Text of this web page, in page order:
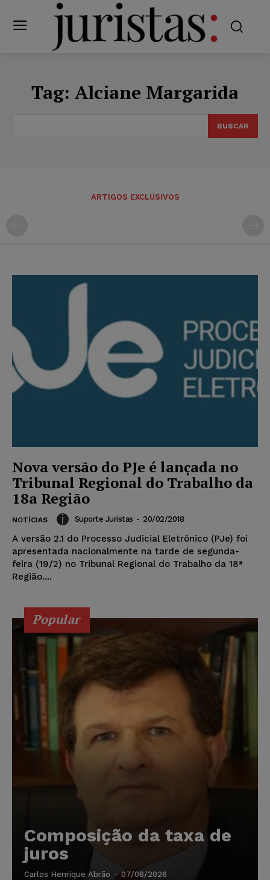
Tag: Alciane Margarida
BUSCAR
ARTIGOS EXCLUSIVOS
Nova versão do PJe é lançada no
Tribunal Regional do Trabalho da
18a Região
NOTÍCIAS Suporte Juristas - 20/02/2018
A versão 2.1 do Processo Judicial Eletrônico (PJe) foi
apresentada nacionalmente na tarde de segunda-
feira (19/2) no Tribunal Regional do Trabalho da 18ª
Região....
Popular
Composição da taxa de
juros
Carlos Henrique Abrão - 07/08/2026